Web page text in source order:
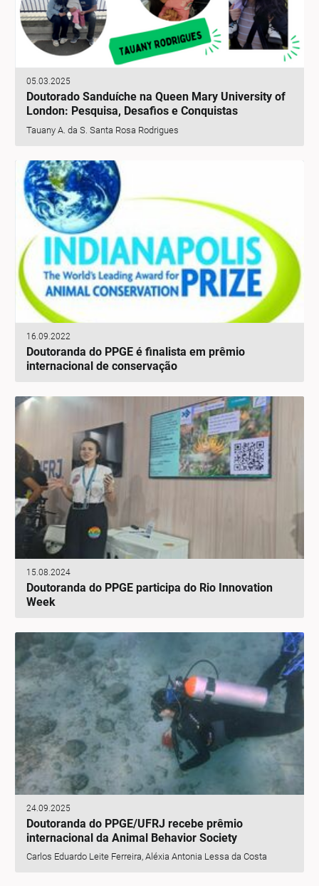
05.03.2025
Doutorado Sanduíche na Queen Mary University of
London: Pesquisa, Desafios e Conquistas
Tauany A. da S. Santa Rosa Rodrigues
16.09.2022
Doutoranda do PPGE é finalista em prêmio
internacional de conservação
15.08.2024
Doutoranda do PPGE participa do Rio Innovation
Week
24.09.2025
Doutoranda do PPGE/UFRJ recebe prêmio
internacional da Animal Behavior Society
Carlos Eduardo Leite Ferreira, Aléxia Antonia Lessa da Costa